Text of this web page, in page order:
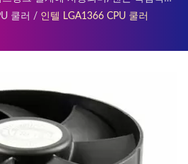
소음과 긴 수명을 제공하며, 최대 열
.
쿨러 / 인텔 LGA1366 CPU 쿨러